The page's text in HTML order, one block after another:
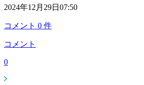
2024年12月29日07:50
コメント 0 件
コメント
0